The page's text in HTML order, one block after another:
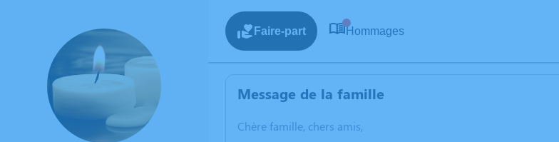
Faire-part Hommages
Message de la famille
Chère famille, chers amis,